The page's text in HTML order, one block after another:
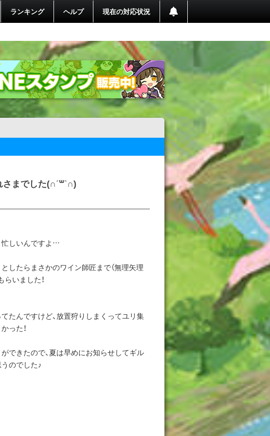
ランキング ヘルプ 現在の対応状況
までした(∩ˊ꒳​ˋ∩)
忙しいんですよ…
したらまさかのワイン師匠まで（無理矢理
いました！
たんですけど、放置狩りしまくってユリ集
った！
できたので、夏は早めにお知らせしてギル
のでした♪